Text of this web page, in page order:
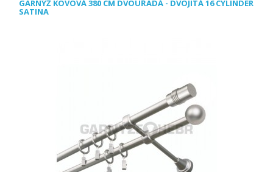
GARNÝŽ KOVOVÁ 380 CM DVOUŘADÁ - DVOJITÁ 16 CYLINDER
SATINA